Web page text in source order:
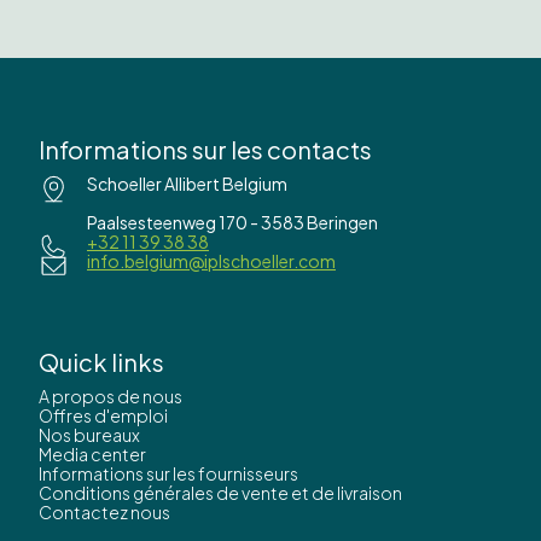
Informations sur les contacts
Schoeller Allibert Belgium
Paalsesteenweg 170 - 3583 Beringen
+32 11 39 38 38
info.belgium@iplschoeller.com
Quick links
A propos de nous
Offres d'emploi
Nos bureaux
Media center
Informations sur les fournisseurs
Conditions générales de vente et de livraison
Contactez nous